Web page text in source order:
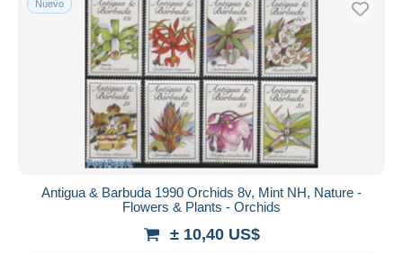
Nuevo
Antigua & Barbuda 1990 Orchids 8v, Mint NH, Nature -
Flowers & Plants - Orchids
± 10,40 US$